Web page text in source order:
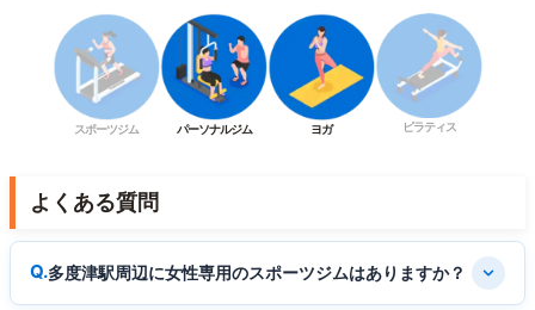
スポーツジム パーソナルジム ヨガ ピラティス
よくある質問
多度津駅周辺に女性専用のスポーツジムはありますか？